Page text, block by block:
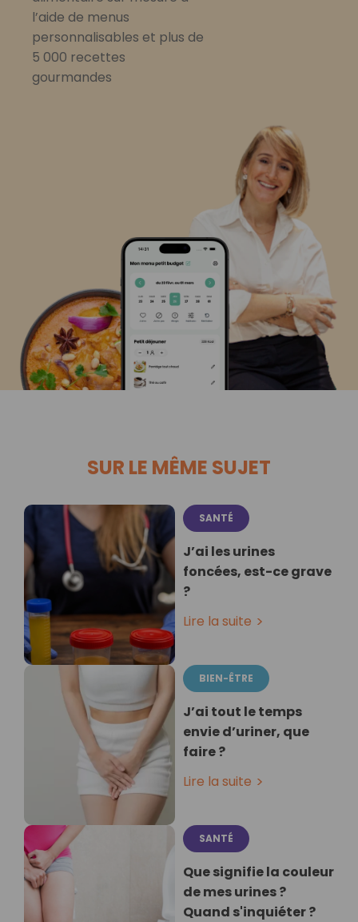
l’aide de menus
personnalisables et plus de
5 000 recettes
gourmandes
SUR LE MÊME SUJET
SANTÉ
J’ai les urines
foncées, est-ce grave
?
Lire la suite
BIEN-ÊTRE
J’ai tout le temps
envie d’uriner, que
faire ?
Lire la suite
SANTÉ
Que signifie la couleur
de mes urines ?
Quand s'inquiéter ?